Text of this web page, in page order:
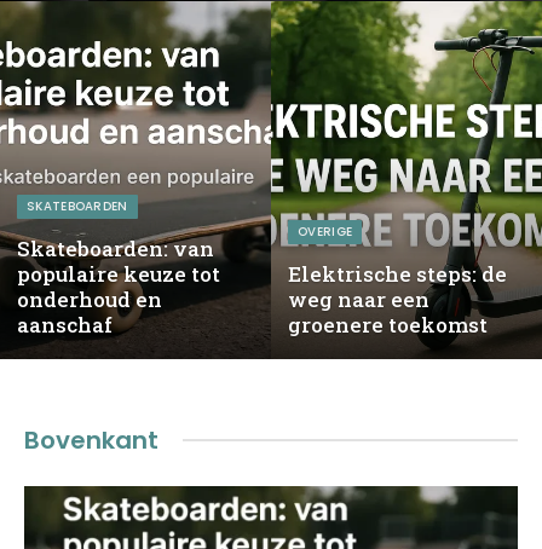
SKATEBOARDEN
Skateboarden: van
populaire keuze tot
onderhoud en
aanschaf
OVERIGE
Elektrische steps: de
weg naar een
groenere toekomst
Bovenkant